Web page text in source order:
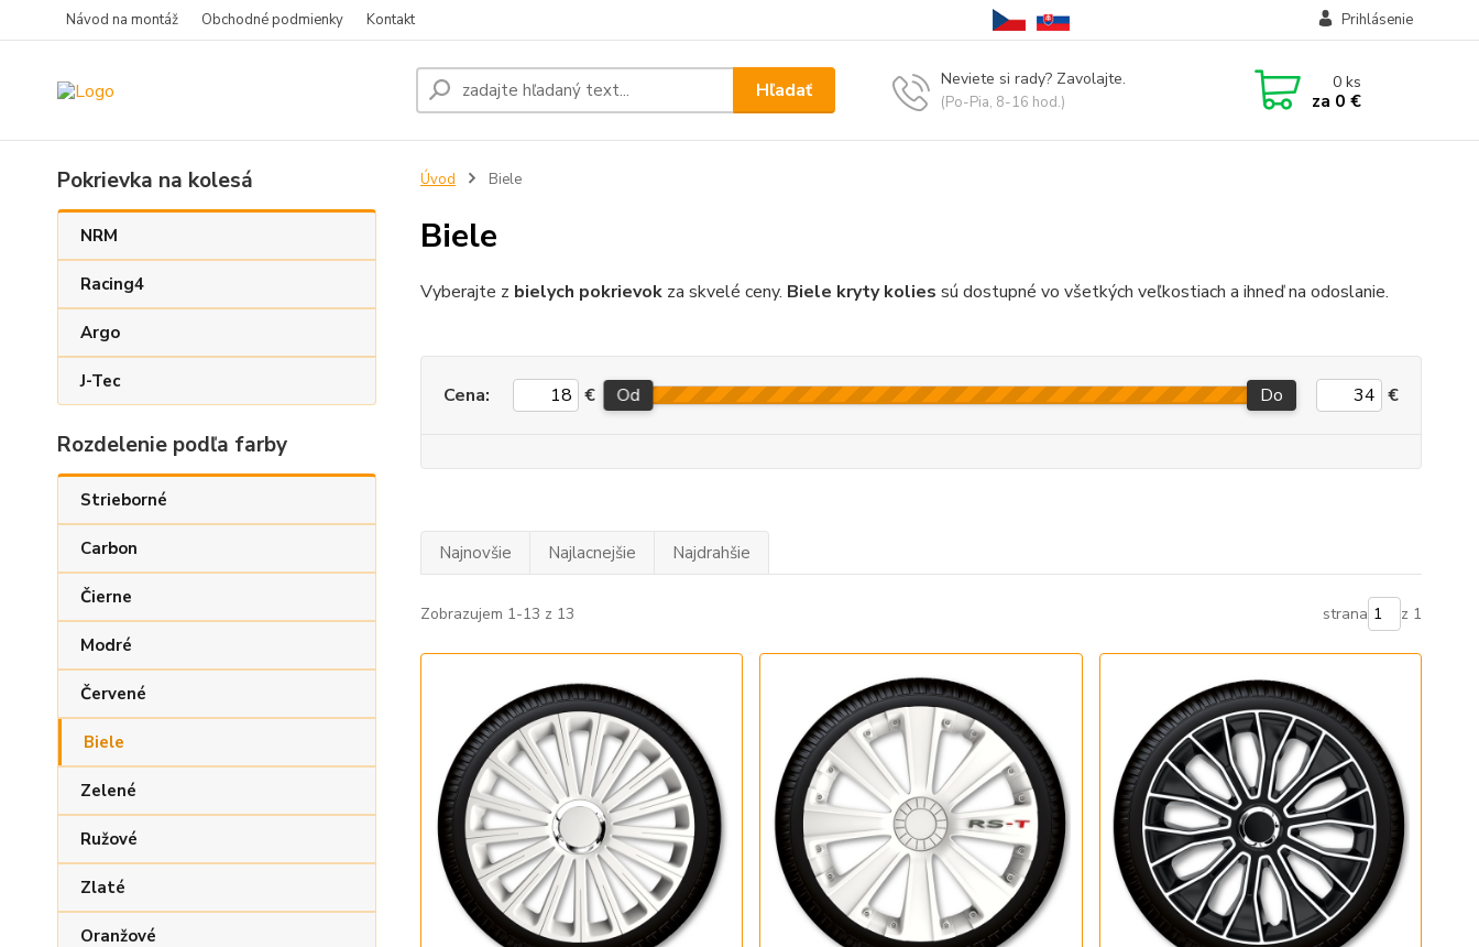
Návod na montáž Obchodné podmienky Kontakt Prihlásenie
Hľadať Neviete si rady? Zavolajte.
(Po-Pia, 8-16 hod.)
0ks
za 0 €
Pokrievka na kolesá
NRM
Racing4
Argo
J-Tec
Rozdelenie podľa farby
Strieborné
Carbon
Čierne
Modré
Červené
Biele
Zelené
Ružové
Zlaté
Oranžové
Úvod Biele
Biele
Vyberajte z bielych pokrievokza skvelé ceny. Biele kryty kolies sú dostupné vo všetkých veľkostiach a ihneď na odoslanie.
Cena: € Od Do €
Najnovšie Najlacnejšie Najdrahšie
Zobrazujem 1-13 z 13 strana z 1